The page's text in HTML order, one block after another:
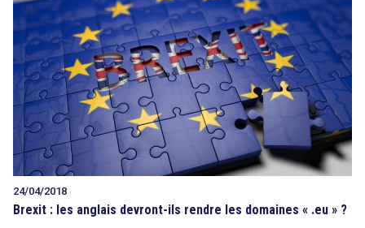
24/04/2018
Brexit : les anglais devront-ils rendre les domaines « .eu » ?